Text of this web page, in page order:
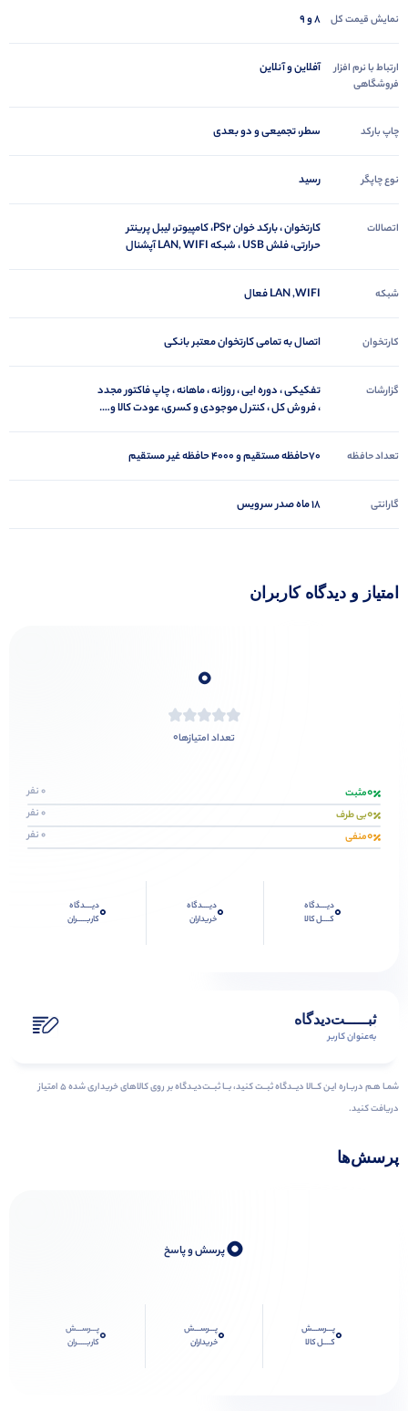
نمایش قیمت کل 8 و 9
ارتباط با نرم افزار
فروشگاهی
آفلاین و آنلاین
چاپ بارکد سطر، تجمیعی و دو بعدی
نوع چاپگر رسید
اتصالات
کارتخوان ، بارکد خوان PS2، کامپیوتر، لیبل پرینتر
حرارتی، فلش USB ، شبکه LAN, WIFI آپشنال
شبکه LAN ,WIFI فعال
کارتخوان اتصال به تمامی کارتخوان معتبر بانکی
گزارشات
تفکیکی ، دوره ایی ، روزانه ، ماهانه ، چاپ فاکتور مجدد
، فروش کل ، کنترل موجودی و کسری، عودت کالا و….
تعداد حافظه 70حافظه مستقیم و 4000 حافظه غیر مستقیم
گارانتی 18 ماه صدر سرویس
امتیاز و دیدگاه کاربران
0
تعداد امتیازها0
0مثبت 0 نفر
0بی طرف 0 نفر
0منفی 0 نفر
0دیــــدگاه
کــــل کالا
0دیــــدگاه
خریداران
0دیــــدگاه
کاربـــــران
ثبـــــت‌دیدگاه
به‌عنوان کاربر
شمـا هـم دربـاره ایـن کــالا دیــدگاه ثبــت کنید، بــا ثبــت‌دیـدگاه بر روی کالاهای خریداری شده ۵ امتیاز
دریافت کنید.
پرسش‌ها
0پرسش و پاسخ
0پـــرســـش
کــــل کالا
0پـــرســـش
خریداران
0پـــرســـش
کاربـــــران